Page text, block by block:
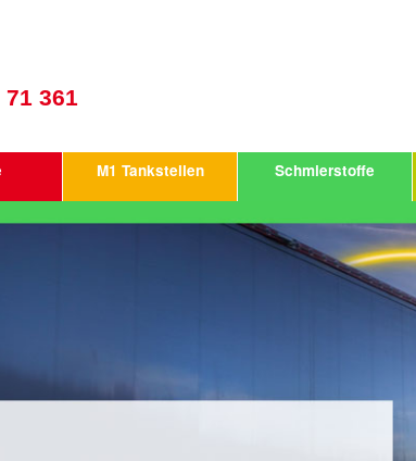
71 361
M1 Tankstellen Schmierstoffe